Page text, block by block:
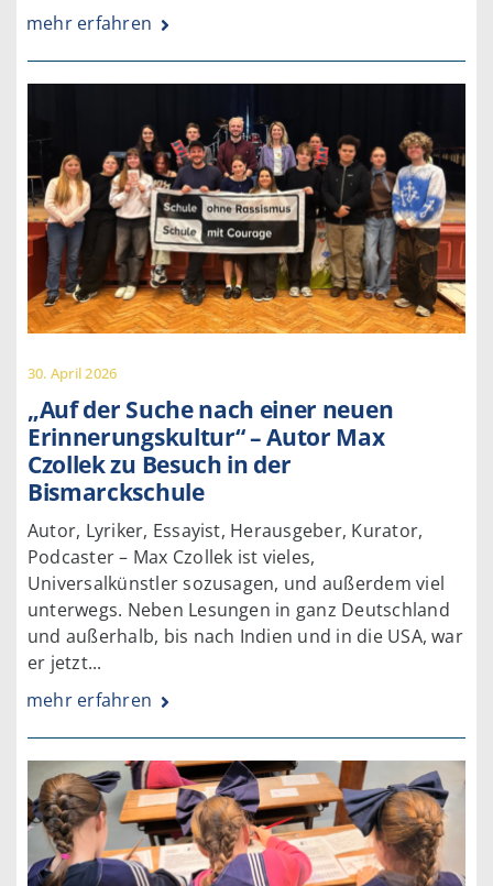
mehr erfahren
30. April 2026
„Auf der Suche nach einer neuen
Erinnerungskultur“ – Autor Max
Czollek zu Besuch in der
Bismarckschule
Autor, Lyriker, Essayist, Herausgeber, Kurator,
Podcaster – Max Czollek ist vieles,
Universalkünstler sozusagen, und außerdem viel
unterwegs. Neben Lesungen in ganz Deutschland
und außerhalb, bis nach Indien und in die USA, war
er jetzt...
mehr erfahren